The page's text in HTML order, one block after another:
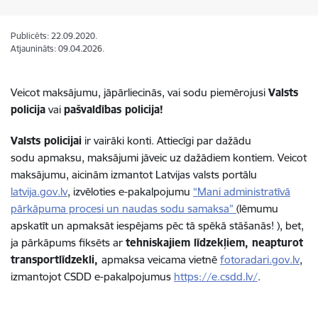
Publicēts: 22.09.2020.
Atjaunināts: 09.04.2026.
Veicot maksājumu, jāpārliecinās, vai sodu piemērojusi Valsts
policija vai pašvaldības policija!
Valsts policijai ir vairāki konti. Attiecīgi par dažādu
sodu apmaksu, maksājumi jāveic uz dažādiem kontiem. Veicot
maksājumu, aicinām izmantot Latvijas valsts portālu
latvija.gov.lv, izvēloties e-pakalpojumu “Mani administratīvā
pārkāpuma procesi un naudas sodu samaksa” (lēmumu
apskatīt un apmaksāt iespējams pēc tā spēkā stāšanās! ), bet,
ja pārkāpums fiksēts ar tehniskajiem līdzekļiem, neapturot
transportlīdzekli, apmaksa veicama vietnē fotoradari.gov.lv,
izmantojot CSDD e-pakalpojumus https://e.csdd.lv/.